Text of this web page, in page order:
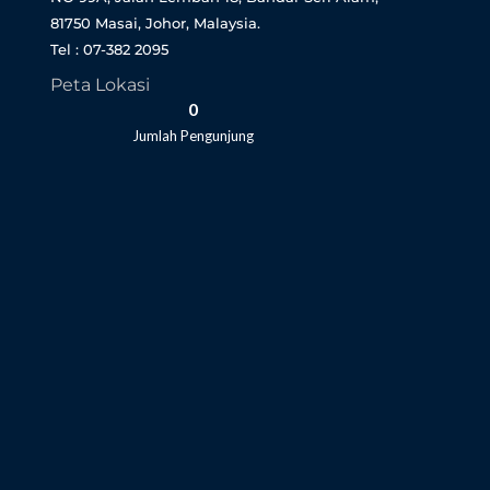
81750 Masai, Johor, Malaysia.
Tel : 07-382 2095
Peta Lokasi
Jumlah Pengunjung
0